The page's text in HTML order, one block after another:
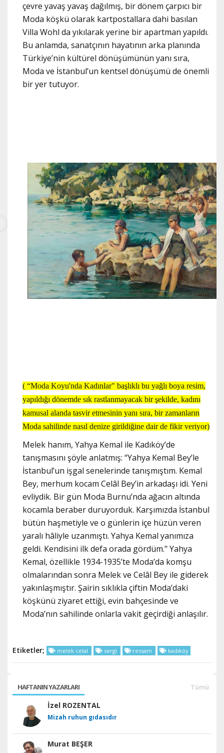
çevre yavaş yavaş dağılmış, bir dönem çarpıcı bir
Moda köşkü olarak kartpostallara dahi basılan
Villa Wohl da yıkılarak yerine bir apartman yapıldı.
Bu anlamda, sanatçının hayatının arka planında
Türkiye’nin kültürel dönüşümünün yanı sıra,
Moda ve İstanbul’un kentsel dönüşümü de önemli
bir yer tutuyor.
( “Moda Koyu'nda Kadınlar" başlıklı bu yağlı boya resim,
yapıldığı dönemde sık rastlanmayacak bir şekilde, kadını
kamusal alanda tasvir etmesinin yanı sıra, bir zamanların
Moda sahilinde nasıl denize girildiğine dair de fikir veriyor)
Melek hanım, Yahya Kemal ile Kadıköy’de
tanışmasını şöyle anlatmış: “Yahya Kemal Bey’le
İstanbul’un işgal senelerinde tanışmıştım. Kemal
Bey, merhum kocam Celâl Bey’in arkadaşı idi. Yeni
evliydik. Bir gün Moda Burnu’nda ağacın altında
kocamla beraber duruyorduk. Karşımızda İstanbul
bütün haşmetiyle ve o günlerin içe hüzün veren
yaralı hâliyle uzanmıştı. Yahya Kemal yanımıza
geldi. Kendisini ilk defa orada gördüm." Yahya
Kemal, özellikle 1934-1935’te Moda’da komşu
olmalarından sonra Melek ve Celâl Bey ile giderek
yakınlaşmıştır. Şairin sıklıkla çiftin Moda’daki
köşkünü ziyaret ettiği, evin bahçesinde ve
Moda’nın sahilinde onlarla vakit geçirdiği anlaşılır.
Etiketler; melek celal sergi ressam kadıköy
HAFTANIN YAZARLARI Tümü
İzel ROZENTAL
Mizah ruhun gıdasıdır
Murat BEŞER